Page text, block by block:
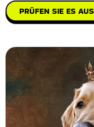
PRÜFEN SIE ES AUS